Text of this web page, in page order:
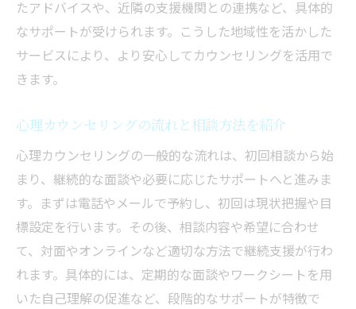
ット
心理相談で自分に合うカウンセリングを選
ぶ
カウンセリングで変わる心のケアの実例紹
悩みの種類に応じたカウンセリングの活用
法
カウンセリングの選び方と水戸市での探し方
カウンセリング選びで重視すべきポイント
水戸市で信頼できるカウンセリングの探し
方
たアドバイスや、近隣の支援機関との連携など、具体的
なサポートが受けられます。こうした地域性を活かした
サービスにより、より安心してカウンセリングを活用で
きます。
心理カウンセリングの流れと相談方法を紹介
心理カウンセリングの一般的な流れは、初回相談から始
まり、継続的な面談や必要に応じたサポートへと進みま
す。まずは電話やメールで予約し、初回は現状把握や目
標設定を行います。その後、相談内容や希望に合わせ
て、対面やオンラインなど適切な方法で継続支援が行わ
れます。具体的には、定期的な面談やワークシートを用
いた自己理解の促進など、段階的なサポートが特徴で